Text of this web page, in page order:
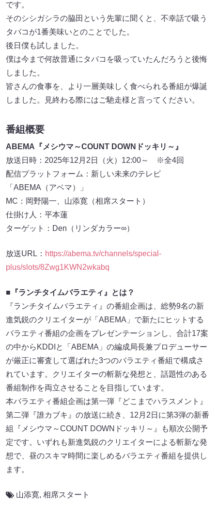
です。
そのシシガシラの脇田という先輩に聞くと、不幸話で吸う
タバコが1番美味いとのことでした。
後日僕も試しました。
僕は今まで何故普通にタバコを吸っていたんだろうと後悔
しました。
皆さんの食事を、より一層美味しく食べられる番組が爆誕
しました。見終わる際にはご馳走様と言ってください。
番組概要
ABEMA『メシウマ～COUNT DOWNドッキリ～』
放送日時：2025年12月2日（火）12:00～ ※全4回
配信プラットフォーム：新しい未来のテレビ
「ABEMA（アベマ）」
MC：岡野陽一、山添寛（相席スタート）
仕掛け人：平本蓮
ターゲット：Den（リンダカラー∞）
放送URL： https://abema.tv/channels/special-
plus/slots/8Zwg1KWN2wkabq
■『ランチタイムバラエティ』とは？
『ランチタイムバラエティ』の番組企画は、総勢9名の新
進気鋭のクリエイターが「ABEMA」で新たにヒットする
バラエティ番組の企画をプレゼンテーションし、合計17案
の中からKDDIと「ABEMA」の編成局長兼プロデューサー
が厳正に審査して選ばれた3つのバラエティ番組で構成さ
れています。クリエイターの斬新な発想と、話題性のある
番組制作を両立させることを目指しています。
本バラエティ番組企画は第一弾『どこまでハラスメント』
第二弾『誰カブキ』の放送に続き、12月2日に第3弾の新番
組『メシウマ～COUNT DOWNドッキリ～』も順次公開予
定です。いずれも新進気鋭のクリエイターによる斬新な発
想で、昼のスキマ時間に楽しめるバラエティ番組を提供し
ます。
山添寛, 相席スタート